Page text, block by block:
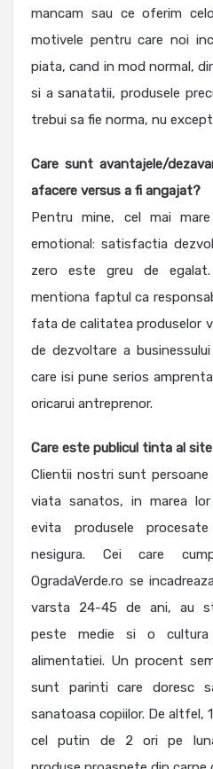
mancam sau ce oferim
motivele pentru care noi
piata, cand in mod normal,
si a sanatatii, produsele
trebui sa fie norma, nu
Care sunt avantajele/
afacere versus a fi angajat?
Pentru mine, cel mai
emotional: satisfactia
zero este greu de
mentiona faptul ca
fata de calitatea produselor
de dezvoltare a
care isi pune serios
oricarui antreprenor.
Care este publicul tinta al
Clientii nostri sunt
viata sanatos, in marea
evita produsele
nesigura. Cei care
OgradaVerde.ro se
varsta 24-45 de ani, au
peste medie si o
alimentatiei. Un procent
sunt parinti care doresc
sanatoasa copiilor. De altfel,
cel putin de 2 ori pe